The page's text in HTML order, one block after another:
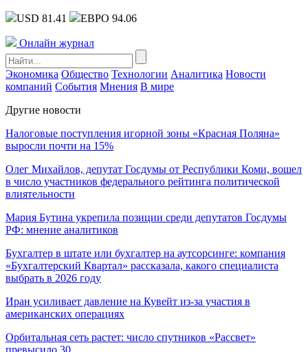
USD 81.41 ЕВРО 94.06
Онлайн журнал
Экономика Общество Технологии Аналитика Новости
компаний События Мнения В мире
Другие новости
Налоговые поступления игорной зоны «Красная Поляна»
выросли почти на 15%
Олег Михайлов, депутат Госдумы от Республики Коми, вошел
в число участников федерального рейтинга политической
влиятельности
Мария Бутина укрепила позиции среди депутатов Госдумы
РФ: мнение аналитиков
Бухгалтер в штате или бухгалтер на аутсорсинге: компания
«Бухгалтерский Квартал» рассказала, какого специалиста
выбрать в 2026 году
Иран усиливает давление на Кувейт из-за участия в
американских операциях
Орбитальная сеть растет: число спутников «Рассвет»
превысило 30